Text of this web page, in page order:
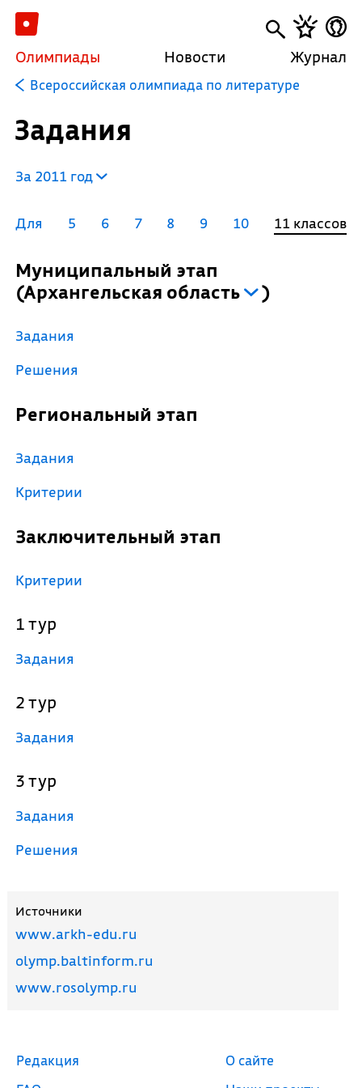
Олимпиады Новости Журнал
Всероссийская олимпиада по литературе
Задания
За 2011 год
Для 5 6 7 8 9 10 11 классов
Муниципальный этап
(Архангельская область )
Задания
Решения
Региональный этап
Задания
Критерии
Заключительный этап
Критерии
1 тур
Задания
2 тур
Задания
3 тур
Задания
Решения
Источники
www.arkh-edu.ru
olymp.baltinform.ru
www.rosolymp.ru
Редакция
О сайте